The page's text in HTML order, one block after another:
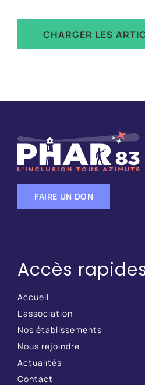
CHARGER LES
FAIRE UN DON
Accès
Accueil
L'association
Nos établissements
Nous rejoindre
Actualités
Contact